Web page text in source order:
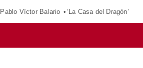
Pablo Víctor Balario ‘La Casa del Dragón’